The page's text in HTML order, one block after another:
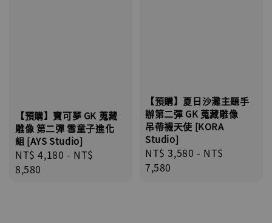
【預購】寶可夢 GK 蒐藏
雕像 第二彈 雪童子進化
組 [AYS Studio]
Regular
price
NT$ 4,180 - NT$
8,580
【預購】夏日沙灘主題手
辦第二彈 GK 蒐藏雕像
吊帶襪天使 [KORA
Studio]
Regular
price
NT$ 3,580 - NT$
7,580